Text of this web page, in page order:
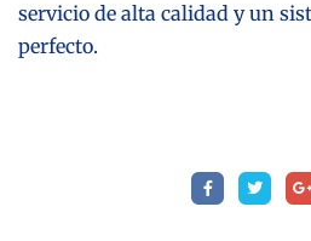
servicio de alta calidad y un
perfecto.